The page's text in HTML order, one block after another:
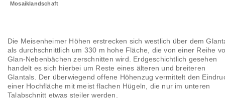
Mosaiklandschaft
Die Meisenheimer Höhen erstrecken sich westlich über dem
als durchschnittlich um 330 m hohe Fläche, die von einer Reihe
Glan-Nebenbächen zerschnitten wird. Erdgeschichtlich gesehen
handelt es sich hierbei um Reste eines älteren und breiteren
Glantals. Der überwiegend offene Höhenzug vermittelt den
einer Hochfläche mit meist flachen Hügeln, die nur im unteren
Talabschnitt etwas steiler werden.